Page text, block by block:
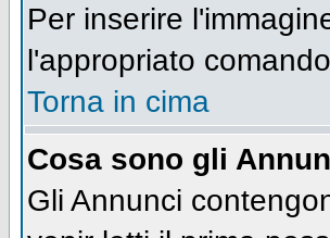
Per inserire
l'appropriato
Torna in cima
Cosa sono gli
Gli Annunci